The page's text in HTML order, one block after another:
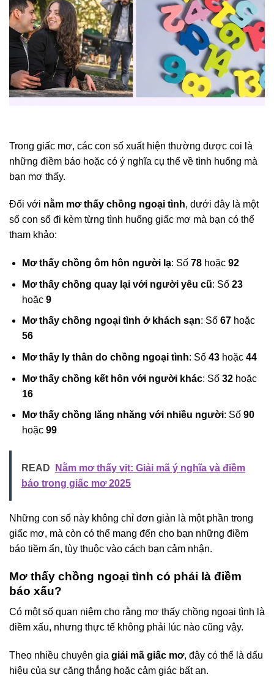
Trong giấc mơ, các con số xuất hiện thường được coi là
những điềm báo hoặc có ý nghĩa cụ thể về tình huống mà
bạn mơ thấy.
Đối với nằm mơ thấy chồng ngoại tình, dưới đây là một
số con số đi kèm từng tình huống giấc mơ mà bạn có thể
tham khảo:
Mơ thấy chồng ôm hôn người lạ: Số 78hoặc 92
Mơ thấy chồng quay lại với người yêu cũ: Số 23
hoặc 9
Mơ thấy chồng ngoại tình ở khách sạn: Số 67hoặc
56
Mơ thấy ly thân do chồng ngoại tình: Số 43hoặc 44
Mơ thấy chồng kết hôn với người khác: Số 32hoặc
16
Mơ thấy chồng lăng nhăng với nhiều người: Số 90
hoặc 99
READ
Nằm mơ thấy vịt: Giải mã ý nghĩa và điềm
báo trong giấc mơ 2025
Những con số này không chỉ đơn giản là một phần trong
giấc mơ, mà còn có thể mang đến cho bạn những điềm
báo tiềm ẩn, tùy thuộc vào cách bạn cảm nhận.
Mơ thấy chồng ngoại tình có phải là điềm
báo xấu?
Có một số quan niệm cho rằng mơ thấy chồng ngoại tình là
điềm xấu, nhưng thực tế không phải lúc nào cũng vậy.
Theo nhiều chuyên gia giải mã giấc mơ, đây có thể là dấu
hiệu của sự căng thẳng hoặc cảm giác bất an.